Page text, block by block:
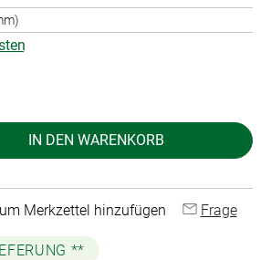
gewünschten Wert ein
IN DEN WARENKORB
Merkzettel hinzufügen Frage
**